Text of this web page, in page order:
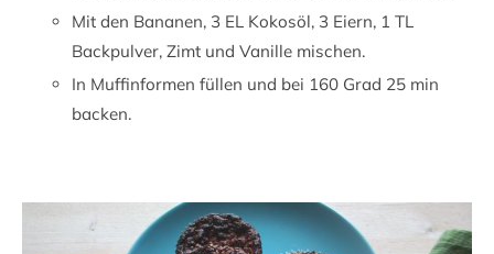
Mit den Bananen, 3 EL Kokosöl, 3 Eiern, 1 TL
Backpulver, Zimt und Vanille mischen.
In Muffinformen füllen und bei 160 Grad 25 min
backen.